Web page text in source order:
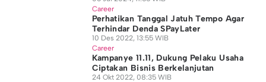
Career
Perhatikan Tanggal Jatuh Tempo Agar
Terhindar Denda SPayLater
10 Des 2022, 13:55 WIB
Career
Kampanye 11.11, Dukung Pelaku Usaha
Ciptakan Bisnis Berkelanjutan
24 Okt 2022, 08:35 WIB